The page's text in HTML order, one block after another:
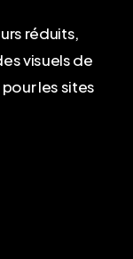
réduits,
visuels de
les sites